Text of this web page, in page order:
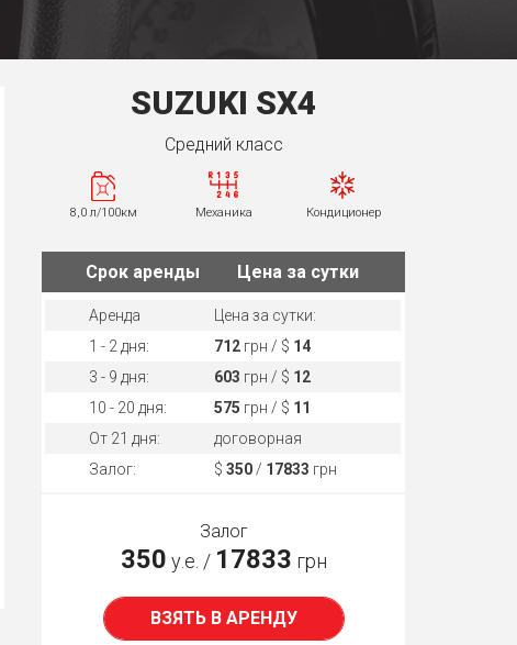
SUZUKI SX4
Средний класс
8,0 л/100км Механика Кондиционер
Cрок аренды Цена за сутки
Аренда
Цена за сутки:
1 - 2 дня:
712 грн / $ 14
3 - 9 дня:
603 грн / $ 12
10 - 20 дня:
575 грн / $ 11
От 21 дня:
договорная
Залог:
$350 / 17833 грн
Залог
350 у.е. / 17833 грн
ВЗЯТЬ В АРЕНДУ